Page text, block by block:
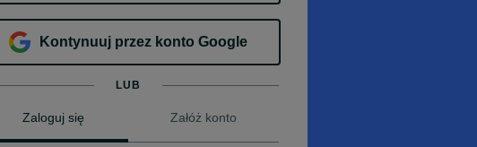
Kontynuuj przez konto Google
LUB
Zaloguj się Załóż konto